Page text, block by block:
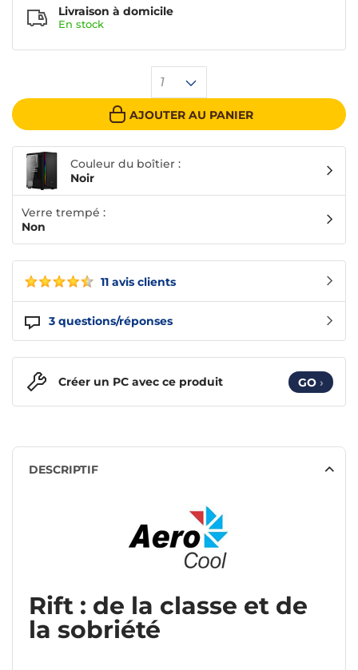
11 avis clients
3 questions/réponses
1
AJOUTER AU PANIER
Livraison à domicile
En stock
Couleur du boîtier :
Noir
Verre trempé :
Non
Créer un PC avec ce produit GO ›
DESCRIPTIF
Rift : de la classe et de
la sobriété